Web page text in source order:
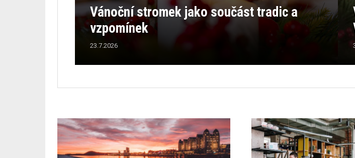
Vánoční stromek jako součást tradic a
vzpomínek
23.7.2026